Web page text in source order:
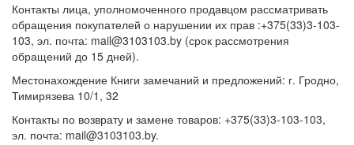
Контакты лица, уполномоченного продавцом рассматривать
обращения покупателей о нарушении их прав :+375(33)3-103-
103, эл. почта: mail@3103103.by (срок рассмотрения
обращений до 15 дней).
Местонахождение Книги замечаний и предложений: г. Гродно,
Тимирязева 10/1, 32
Контакты по возврату и замене товаров: +375(33)3-103-103,
эл. почта: mail@3103103.by.